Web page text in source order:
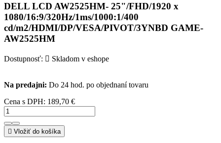
DELL LCD AW2525HM- 25"/FHD/1920 x
1080/16:9/320Hz/1ms/1000:1/400
cd/m2/HDMI/DP/VESA/PIVOT/3YNBD GAME-
AW2525HM
Dostupnosť:  Skladom v eshope
Na predajni: Do 24 hod. po objednaní tovaru
Cena s DPH: 189,70 €
 Vložiť do košíka